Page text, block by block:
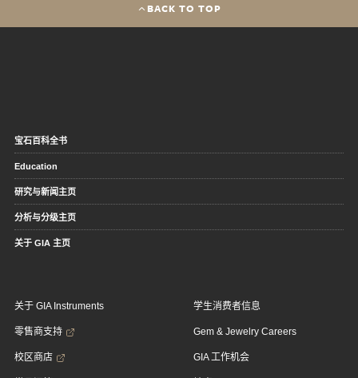
BACK TO TOP
宝石百科全书
Education
研究与新闻主页
分析与分级主页
关于 GIA 主页
关于 GIA Instruments
零售商支持
校区商店
学生消费者信息
Gem & Jewelry Careers
GIA 工作机会